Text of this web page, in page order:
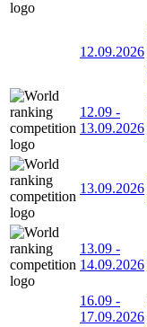
12.09.2026
12.09 -
13.09.2026
13.09.2026
13.09 -
14.09.2026
16.09 -
17.09.2026